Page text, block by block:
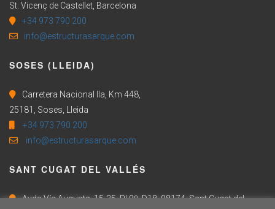
St. Vicenç de Castellet, Barcelona
+34 973 790 200
info@estructurasarque.com
SOSES (LLEIDA)
Carretera Nacional IIa, Km 448,
25181, Soses, Lleida
+34 973 790 200
info@estructurasarque.com
SANT CUGAT DEL VALLÉS
Avda Vía Augusta, 15-25, Pl 9º, D18, 08174, Sant Cugat del